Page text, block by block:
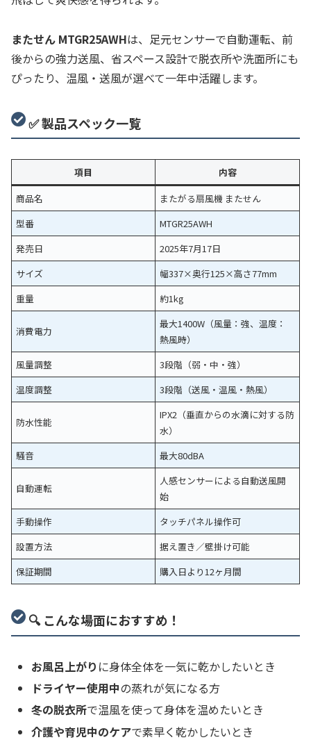
またせん MTGR25AWHは、足元センサーで自動運転、前
後からの強力送風、省スペース設計で脱衣所や洗面所にも
ぴったり、温風・送風が選べて一年中活躍します。
✅ 製品スペック一覧
項目
内容
商品名
またがる扇風機 またせん
型番
MTGR25AWH
発売日
2025年7月17日
サイズ
幅337×奥行125×高さ77mm
重量
約1kg
消費電力
最大1400W（風量：強、温度：
熱風時）
風量調整
3段階（弱・中・強）
温度調整
3段階（送風・温風・熱風）
防水性能
IPX2（垂直からの水滴に対する防
水）
騒音
最大80dBA
自動運転
人感センサーによる自動送風開
始
手動操作
タッチパネル操作可
設置方法
据え置き／壁掛け可能
保証期間
購入日より12ヶ月間
🔍 こんな場面におすすめ！
お風呂上がり に身体全体を一気に乾かしたいとき
ドライヤー使用中の蒸れが気になる方
冬の脱衣所で温風を使って身体を温めたいとき
介護や育児中のケアで素早く乾かしたいとき